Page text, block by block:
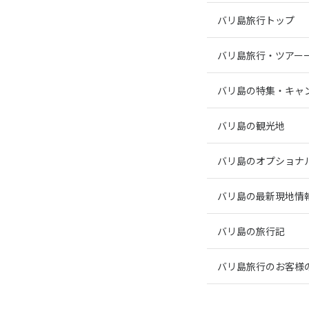
バリ島旅行トップ
バリ島旅行・ツアー
バリ島の特集・キャ
バリ島の観光地
バリ島のオプショナ
バリ島の最新現地情
バリ島の旅行記
バリ島旅行のお客様